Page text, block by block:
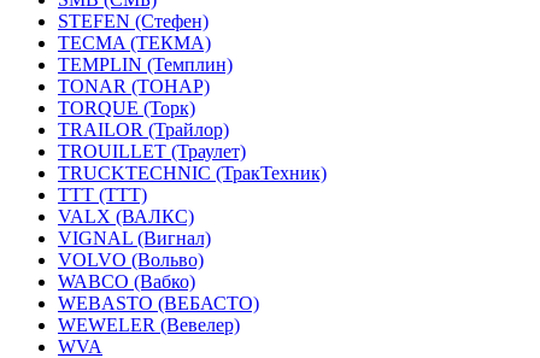
STEFEN (Стефен)
TECMA (ТЕКМА)
TEMPLIN (Темплин)
TONAR (ТОНАР)
TORQUE (Торк)
TRAILOR (Трайлор)
TROUILLET (Траулет)
TRUCKTECHNIC (ТракТехник)
TTT (ТТТ)
VALX (ВАЛКС)
VIGNAL (Вигнал)
VOLVO (Вольво)
WABCO (Вабко)
WEBASTO (ВЕБАСТО)
WEWELER (Вевелер)
WVA